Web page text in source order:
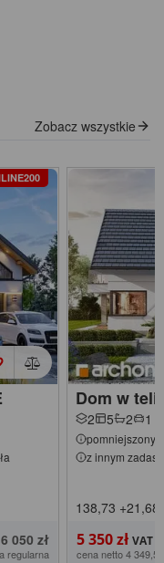
Zobacz wszystkie
6 050 zł
regularna
Dom w
2 5 2 1
pomniejszony
z innym
138,73 +21,68
5 350 zł
cena netto 4